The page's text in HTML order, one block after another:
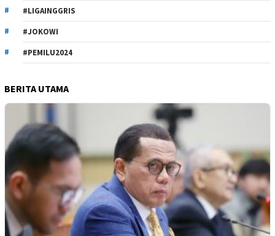
#LIGAINGGRIS
#JOKOWI
#PEMILU2024
BERITA UTAMA